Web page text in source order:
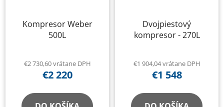
Kompresor Weber
500L
€2 730,60 vrátane DPH
€2 220
Dvojpiestový
kompresor - 270L
€1 904,04 vrátane DPH
€1 548